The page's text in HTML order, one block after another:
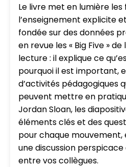
Le livre met en lumière
l’enseignement explicite
fondée sur des données
en revue les « Big Five »
lecture : il explique ce
pourquoi il est important,
d’activités pédagogiques
peuvent mettre en
Jordan Sloan, les
éléments clés et des
pour chaque mouvement,
une discussion
entre vos collègues.